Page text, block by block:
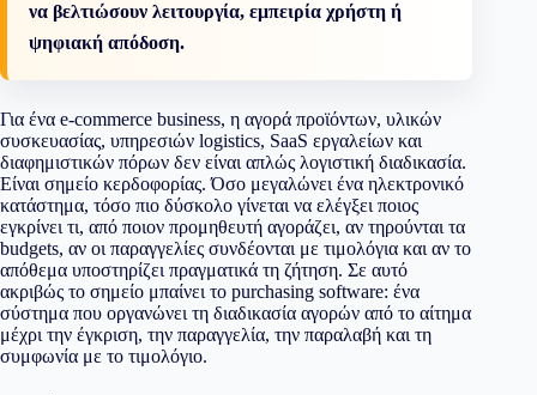
να βελτιώσουν λειτουργία, εμπειρία χρήστη ή
ψηφιακή απόδοση.
Για ένα e-commerce business, η αγορά προϊόντων, υλικών
συσκευασίας, υπηρεσιών logistics, SaaS εργαλείων και
διαφημιστικών πόρων δεν είναι απλώς λογιστική διαδικασία.
Είναι σημείο κερδοφορίας. Όσο μεγαλώνει ένα ηλεκτρονικό
κατάστημα, τόσο πιο δύσκολο γίνεται να ελέγξει ποιος
εγκρίνει τι, από ποιον προμηθευτή αγοράζει, αν τηρούνται τα
budgets, αν οι παραγγελίες συνδέονται με τιμολόγια και αν το
απόθεμα υποστηρίζει πραγματικά τη ζήτηση. Σε αυτό
ακριβώς το σημείο μπαίνει το purchasing software: ένα
σύστημα που οργανώνει τη διαδικασία αγορών από το αίτημα
μέχρι την έγκριση, την παραγγελία, την παραλαβή και τη
συμφωνία με το τιμολόγιο.